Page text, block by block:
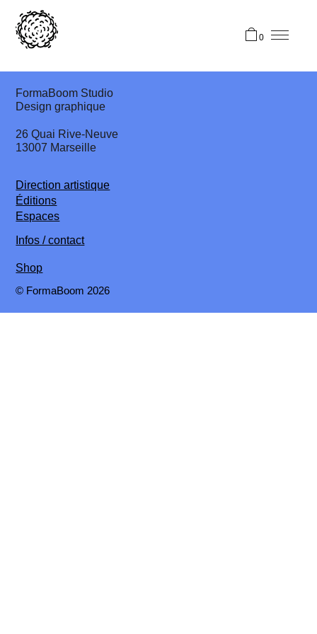
0
FormaBoom Studio
Design graphique
26 Quai Rive-Neuve
13007 Marseille
Direction artistique
Éditions
Espaces
Infos / contact
Shop
© FormaBoom 2026